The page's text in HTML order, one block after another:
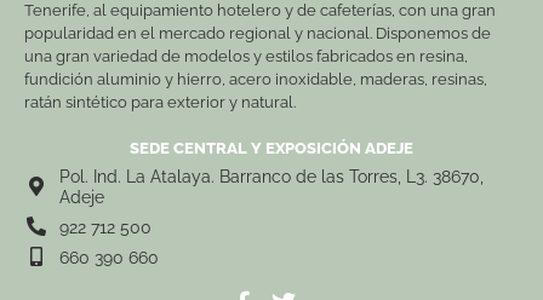
Tenerife, al equipamiento hotelero y de cafeterías, con una gran
popularidad en el mercado regional y nacional. Disponemos de
una gran variedad de modelos y estilos fabricados en resina,
fundición aluminio y hierro, acero inoxidable, maderas, resinas,
ratán sintético para exterior y natural.
SEDE CENTRAL Y EXPOSICIÓN ADEJE
Pol. Ind. La Atalaya. Barranco de las Torres, L3. 38670,
Adeje
922 712 500
660 390 660